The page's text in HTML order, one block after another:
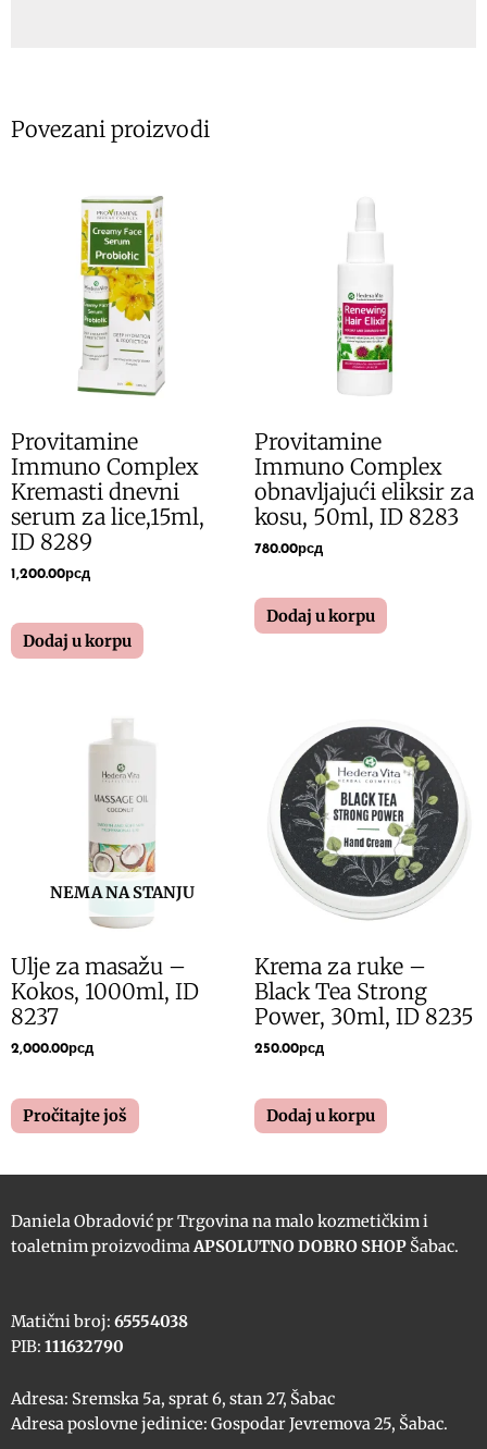
Povezani proizvodi
Provitamine
Immuno Complex
Kremasti dnevni
serum za lice,15ml,
ID 8289
1,200.00рсд
Dodaj u korpu
Provitamine
Immuno Complex
obnavljajući eliksir za
kosu, 50ml, ID 8283
780.00рсд
Dodaj u korpu
NEMA NA STANJU
Ulje za masažu –
Kokos, 1000ml, ID
8237
2,000.00рсд
Pročitajte još
Krema za ruke –
Black Tea Strong
Power, 30ml, ID 8235
250.00рсд
Dodaj u korpu
Daniela Obradović pr Trgovina na malo kozmetičkim i
toaletnim proizvodimaAPSOLUTNO DOBRO SHOP Šabac.
Matični broj: 65554038
PIB: 111632790
Adresa: Sremska 5a, sprat 6, stan 27, Šabac
Adresa poslovne jedinice: Gospodar Jevremova 25, Šabac.